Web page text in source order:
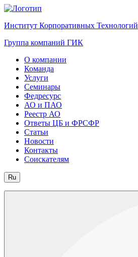
Институт Корпоративных Технологий
Группа компаний ГИК
О компании
Команда
Услуги
Семинары
Федресурс
АО и ПАО
Реестр АО
Ответы ЦБ и ФРСФР
Статьи
Новости
Контакты
Соискателям
Ru